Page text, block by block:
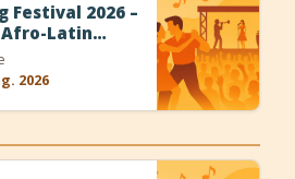
Festival 2026 –
Afro-Latin
2026